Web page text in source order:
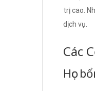
trị cao.
dịch vụ.
Các
Học